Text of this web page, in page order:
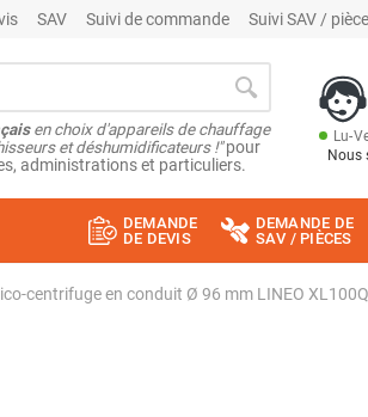
SAV Suivi de commande Suivi SAV /
en choix d'appareils de chauffage
et déshumidificateurs !"pour
administrations et particuliers.
Lu-
Nous
DEMANDE
DE DEVIS
DEMANDE DE
SAV / PIÈCES
centrifuge en conduit Ø 96 mm LINEO XL100Q